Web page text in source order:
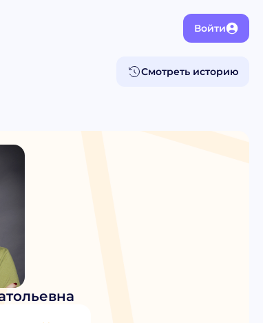
Войти
Смотреть историю